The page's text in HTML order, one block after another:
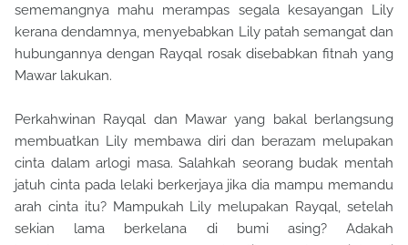
sememangnya mahu merampas segala kesayangan Lily
kerana dendamnya, menyebabkan Lily patah semangat dan
hubungannya dengan Rayqal rosak disebabkan fitnah yang
Mawar lakukan.
Perkahwinan Rayqal dan Mawar yang bakal berlangsung
membuatkan Lily membawa diri dan berazam melupakan
cinta dalam arlogi masa. Salahkah seorang budak mentah
jatuh cinta pada lelaki berkerjaya jika dia mampu memandu
arah cinta itu? Mampukah Lily melupakan Rayqal, setelah
sekian lama berkelana di bumi asing? Adakah